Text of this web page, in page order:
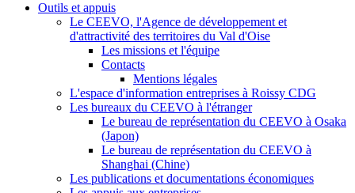
Outils et appuis
Le CEEVO, l'Agence de développement et
d'attractivité des territoires du Val d'Oise
Les missions et l'équipe
Contacts
Mentions légales
L'espace d'information entreprises à Roissy CDG
Les bureaux du CEEVO à l'étranger
Le bureau de représentation du CEEVO à Osaka
(Japon)
Le bureau de représentation du CEEVO à
Shanghai (Chine)
Les publications et documentations économiques